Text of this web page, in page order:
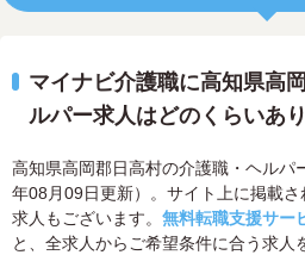
マイナビ介護職に高知県高
ルパー求人はどのくらいあ
高知県高岡郡日高村の介護職・ヘルパ
年08月09日更新）。サイト上に掲載
求人もございます。 無料転職支援サー
と、全求人からご希望条件に合う求人